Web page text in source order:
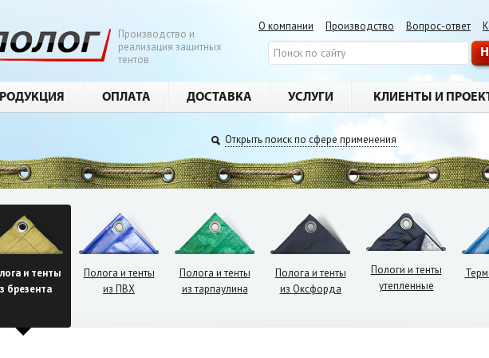
Производство и
реализация защитных
тентов
О компании Производство Вопрос-ответ
ОПЛАТА ДОСТАВКА УСЛУГИ КЛИЕНТЫ И
Открыть поиск по сфере применения
тенты для
и тенты
брезента
Полога и тенты
из ПВХ
Полога и тенты
из тарпаулина
Полога и тенты
из Оксфорда
Пологи и тенты
утепленные